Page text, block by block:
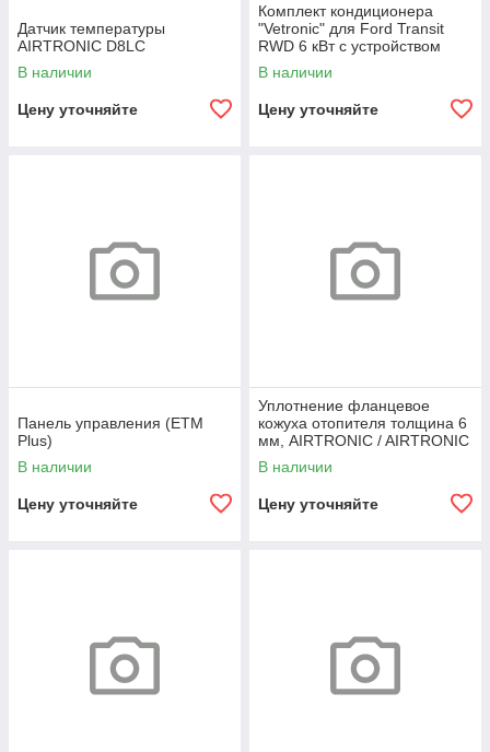
Датчик температуры
AIRTRONIC D8LC
В наличии
Цену уточняйте
Комплект кондиционера
"Vetronic" для Ford Transit
RWD 6 кВт с устройством
управления EasyStart Clim
В наличии
Цену уточняйте
Панель управления (ETM
Plus)
В наличии
Цену уточняйте
Уплотнение фланцевое
кожуха отопителя толщина 6
мм, AIRTRONIC / AIRTRONIC
M
В наличии
Цену уточняйте